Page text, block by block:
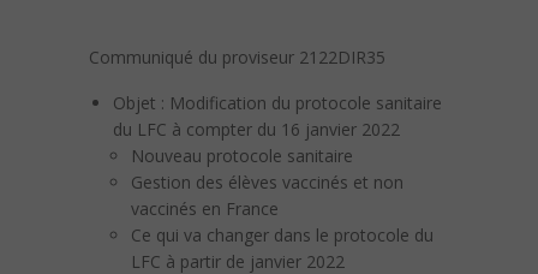
Communiqué du proviseur 2122DIR35
Objet : Modification du protocole sanitaire
du LFC à compter du 16 janvier 2022
Nouveau protocole sanitaire
Gestion des élèves vaccinés et non
vaccinés en France
Ce qui va changer dans le protocole du
LFC à partir de janvier 2022